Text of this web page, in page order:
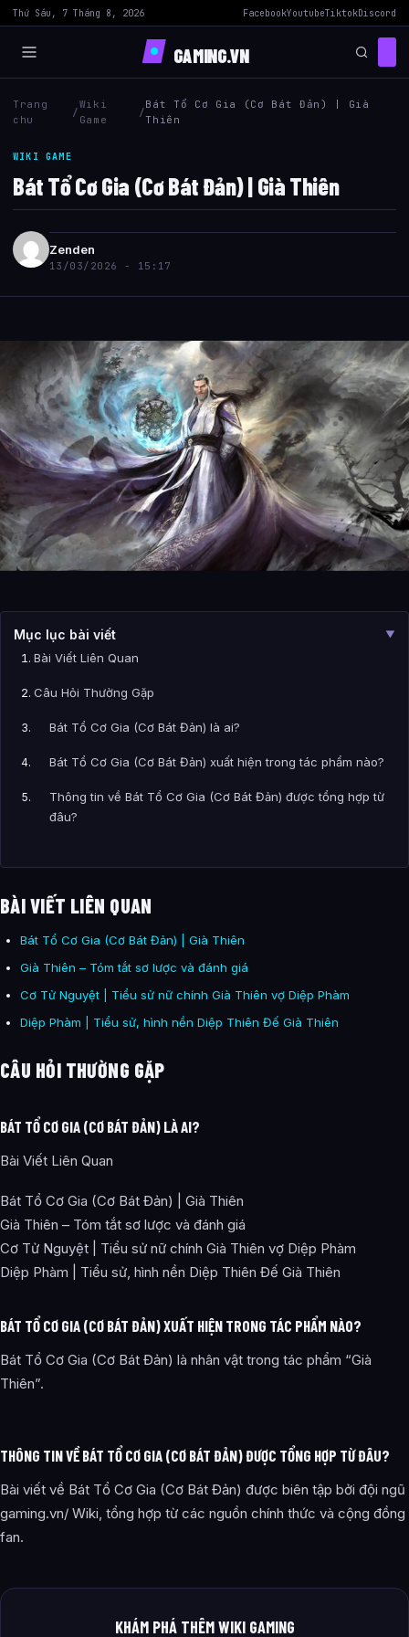
Thứ Sáu, 7 Tháng 8, 2026 FacebookYoutubeTiktokDiscord
GAMING.VN
Trang
chu
/
Wiki
Game
/
Bát Tổ Cơ Gia (Cơ Bát Đản) | Già
Thiên
WIKI GAME
Bát Tổ Cơ Gia (Cơ Bát Đản) | Già Thiên
Zenden
13/03/2026 - 15:17
Mục lục bài viết ▼
Bài Viết Liên Quan
Câu Hỏi Thường Gặp
Bát Tổ Cơ Gia (Cơ Bát Đản) là ai?
Bát Tổ Cơ Gia (Cơ Bát Đản) xuất hiện trong tác phẩm nào?
Thông tin về Bát Tổ Cơ Gia (Cơ Bát Đản) được tổng hợp từ
đâu?
BÀI VIẾT LIÊN QUAN
Bát Tổ Cơ Gia (Cơ Bát Đản) | Già Thiên
Già Thiên – Tóm tắt sơ lược và đánh giá
Cơ Tử Nguyệt | Tiểu sử nữ chính Già Thiên vợ Diệp Phàm
Diệp Phàm | Tiểu sử, hình nền Diệp Thiên Đế Già Thiên
CÂU HỎI THƯỜNG GẶP
BÁT TỔ CƠ GIA (CƠ BÁT ĐẢN) LÀ AI?
Bài Viết Liên Quan
Bát Tổ Cơ Gia (Cơ Bát Đản) | Già Thiên
Già Thiên – Tóm tắt sơ lược và đánh giá
Cơ Tử Nguyệt | Tiểu sử nữ chính Già Thiên vợ Diệp Phàm
Diệp Phàm | Tiểu sử, hình nền Diệp Thiên Đế Già Thiên
BÁT TỔ CƠ GIA (CƠ BÁT ĐẢN) XUẤT HIỆN TRONG TÁC PHẨM NÀO?
Bát Tổ Cơ Gia (Cơ Bát Đản) là nhân vật trong tác phẩm “Già
Thiên”.
THÔNG TIN VỀ BÁT TỔ CƠ GIA (CƠ BÁT ĐẢN) ĐƯỢC TỔNG HỢP TỪ ĐÂU?
Bài viết về Bát Tổ Cơ Gia (Cơ Bát Đản) được biên tập bởi đội ngũ
gaming.vn/ Wiki, tổng hợp từ các nguồn chính thức và cộng đồng
fan.
KHÁM PHÁ THÊM WIKI GAMING